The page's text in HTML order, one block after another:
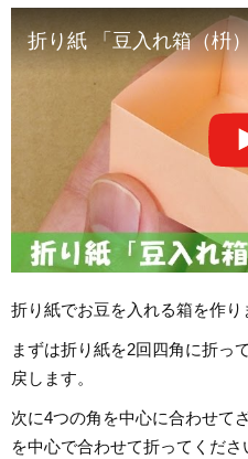
折り紙 「豆入れ箱（枡
折り紙でお豆を入れる箱を作り
まずは折り紙を2回四角に折っ
戻します。
次に4つの角を中心に合わせて
を中心で合わせて折ってくださ